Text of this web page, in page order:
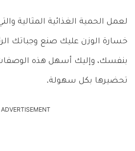
لعمل الحمية الغذائية المثالية
خسارة الوزن عليك صنع وجباتك
بنفسك، وإليك أسهل هذه
تحضيرها بكل سهولة.
ADVERTISEMENT